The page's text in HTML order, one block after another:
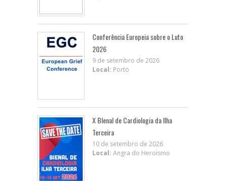
Conferência Europeia sobre o Luto
2026
9 de setembro de 2026
Local: Porto
X BIenal de Cardiologia da Ilha
Terceira
10 de setembro de 2026
Local: Angra do Heroísmo